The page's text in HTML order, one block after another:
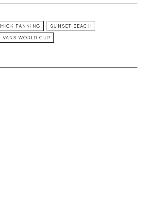
MICK FANNING SUNSET BEACH
VANS WORLD CUP